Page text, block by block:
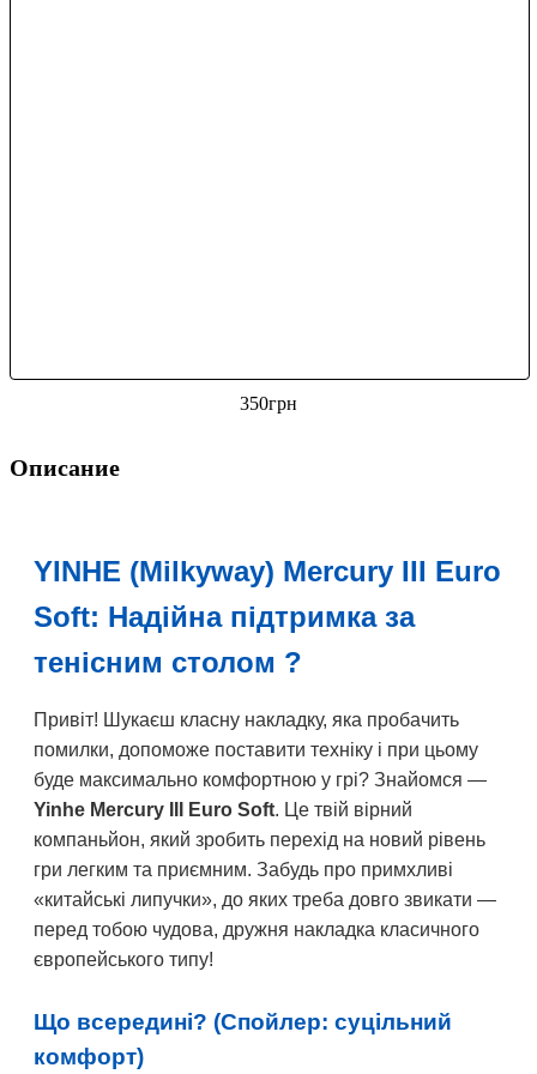
350грн
Описание
YINHE (Milkyway) Mercury III Euro
Soft: Надійна підтримка за
тенісним столом ?
Привіт! Шукаєш класну накладку, яка пробачить
помилки, допоможе поставити техніку і при цьому
буде максимально комфортною у грі? Знайомся —
Yinhe Mercury III Euro Soft. Це твій вірний
компаньйон, який зробить перехід на новий рівень
гри легким та приємним. Забудь про примхливі
«китайські липучки», до яких треба довго звикати —
перед тобою чудова, дружня накладка класичного
європейського типу!
Що всередині? (Спойлер: суцільний
комфорт)